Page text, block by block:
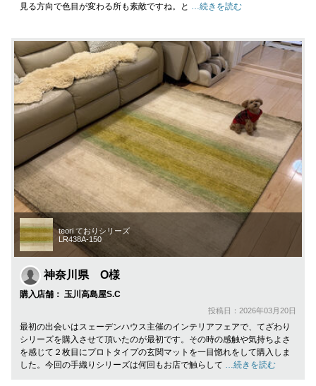
見る方向で色目が変わる所も素敵ですね。と …続きを読む
teori ておりシリーズ
LR438A-150
神奈川県 O様
購入店舗： 玉川高島屋S.C
投稿日：2026年03月20日
最初の出会いはスェーデンハウス主催のインテリアフェアで、てざわり
シリーズを購入させて頂いたのが最初です。その時の感触や気持ちよさ
を感じて２枚目にプロトタイプの玄関マットを一目惚れをして購入しま
した。今回の手織りシリーズは何回もお店で触らして …続きを読む